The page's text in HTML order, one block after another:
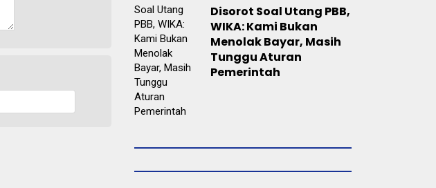
Disorot Soal Utang PBB,
WIKA: Kami Bukan
Menolak Bayar, Masih
Tunggu Aturan
Pemerintah